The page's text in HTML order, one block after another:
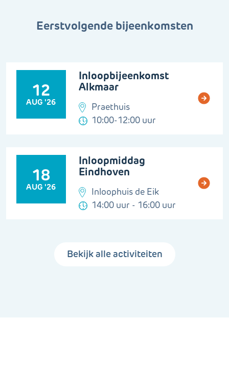
Eerstvolgende bijeenkomsten
12
AUG '26
Inloopbijeenkomst
Alkmaar
Praethuis
10:00-12:00 uur
18
AUG '26
Inloopmiddag
Eindhoven
Inloophuis de Eik
14:00 uur - 16:00 uur
Bekijk alle activiteiten